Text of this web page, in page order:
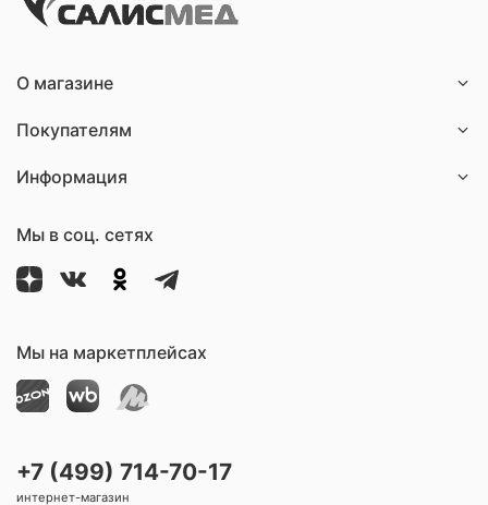
О магазине
Покупателям
Информация
Мы в соц. сетях
Мы на маркетплейсах
+7 (499) 714-70-17
интернет-магазин